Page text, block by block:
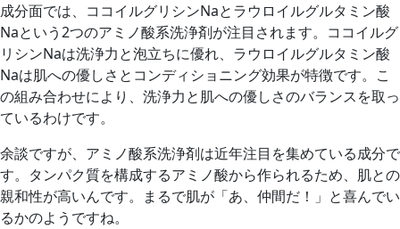
成分面では、ココイルグリシンNaとラウロイルグルタミン酸
Naという2つのアミノ酸系洗浄剤が注目されます。ココイルグ
リシンNaは洗浄力と泡立ちに優れ、ラウロイルグルタミン酸
Naは肌への優しさとコンディショニング効果が特徴です。こ
の組み合わせにより、洗浄力と肌への優しさのバランスを取っ
ているわけです。
余談ですが、アミノ酸系洗浄剤は近年注目を集めている成分で
す。タンパク質を構成するアミノ酸から作られるため、肌との
親和性が高いんです。まるで肌が「あ、仲間だ！」と喜んでい
るかのようですね。